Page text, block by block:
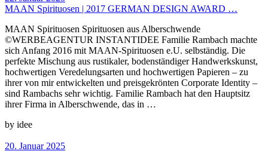
MAAN Spirituosen | 2017 GERMAN DESIGN AWARD …
MAAN Spirituosen Spirituosen aus Alberschwende
©WERBEAGENTUR INSTANTIDEE Familie Rambach machte
sich Anfang 2016 mit MAAN-Spirituosen e.U. selbständig. Die
perfekte Mischung aus rustikaler, bodenständiger Handwerkskunst,
hochwertigen Veredelungsarten und hochwertigen Papieren – zu
ihrer von mir entwickelten und preisgekrönten Corporate Identity –
sind Rambachs sehr wichtig. Familie Rambach hat den Hauptsitz
ihrer Firma in Alberschwende, das in …
by idee
20. Januar 2025